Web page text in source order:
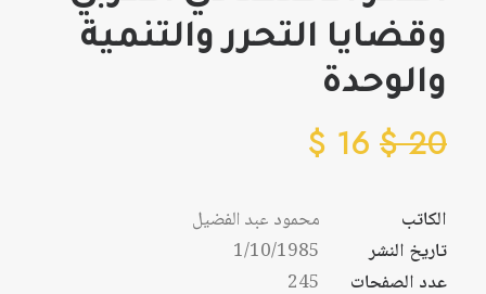
وقضايا التحرر والتنمية
والوحدة
20
$
16
$
الكاتب
محمود عبد الفضيل
تاريخ النشر
1/10/1985
عدد الصفحات
245